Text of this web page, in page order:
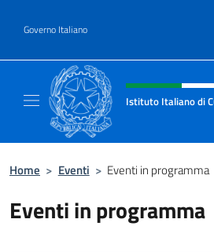
Governo Italiano
Intestazione sito,
Istituto Italiano di
Home > Eventi > Eventi in programma
Eventi in programma